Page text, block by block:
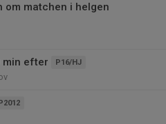
om matchen i helgen
min efter P16/HJ